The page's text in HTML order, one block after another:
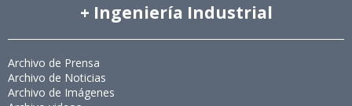
+ Ingeniería Industrial
Archivo de Prensa
Archivo de Noticias
Archivo de Imágenes